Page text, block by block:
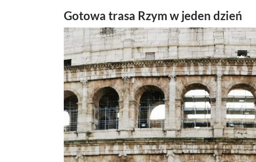
Gotowa trasa Rzym w jeden dzień